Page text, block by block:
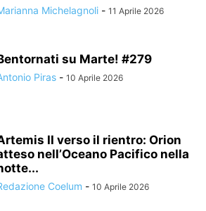
Michelagnoli - 11 Aprile 2026
su Marte! #279
Piras - 10 Aprile 2026
II verso il rientro: Orion
nell’Oceano Pacifico nella
Coelum - 10 Aprile 2026